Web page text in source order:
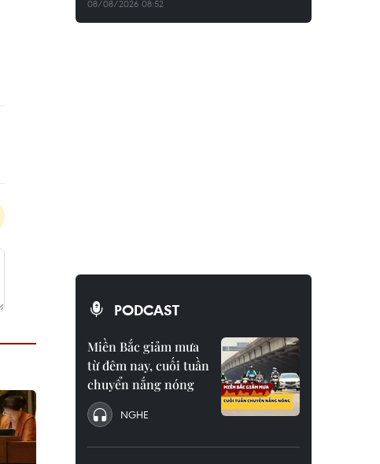
08/08/2026 08:52
PODCAST
Miền Bắc giảm mưa
từ đêm nay, cuối tuần
chuyển nắng nóng
NGHE